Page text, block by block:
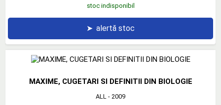
stoc indisponibil
➤ alertă stoc
MAXIME, CUGETARI SI DEFINITII DIN BIOLOGIE
ALL - 2009